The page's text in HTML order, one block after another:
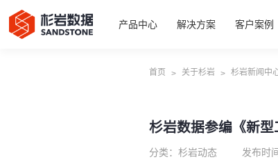
产品中心 解决方案 客户案例
首页 > 关于杉岩 > 杉岩新闻中
杉岩数据参编《新
分类：杉岩动态 发布时